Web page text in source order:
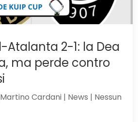
Atalanta 2-1: la Dea
ma perde contro
Cardani | News | Nessun